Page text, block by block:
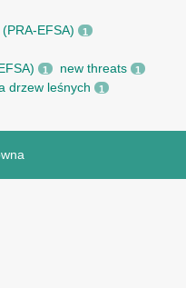
EFSA) 1
1 new threats 1
drzew leśnych 1